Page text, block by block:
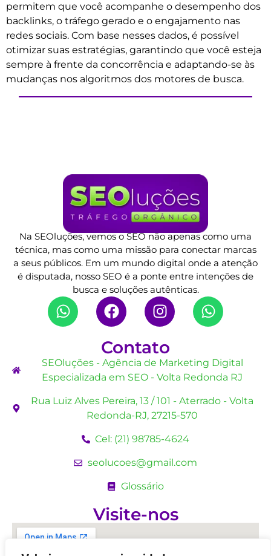
permitem que você acompanhe o desempenho dos
backlinks, o tráfego gerado e o engajamento nas
redes sociais. Com base nesses dados, é possível
otimizar suas estratégias, garantindo que você esteja
sempre à frente da concorrência e adaptando-se às
mudanças nos algoritmos dos motores de busca.
Na SEOluções, vemos o SEO não apenas como uma
técnica, mas como uma missão para conectar marcas
a seus públicos. Em um mundo digital onde a atenção
é disputada, nosso SEO é a ponte entre intenções de
busca e soluções autênticas.
Contato
SEOluções - Agência de Marketing Digital
Especializada em SEO - Volta Redonda RJ
Rua Luiz Alves Pereira, 13 / 101 - Aterrado - Volta
Redonda-RJ, 27215-570
Cel: (21) 98785-4624
seolucoes@gmail.com
Glossário
Visite-nos